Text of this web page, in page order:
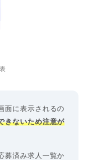
面に表示されるの
きないため注意が
募済み求人一覧か